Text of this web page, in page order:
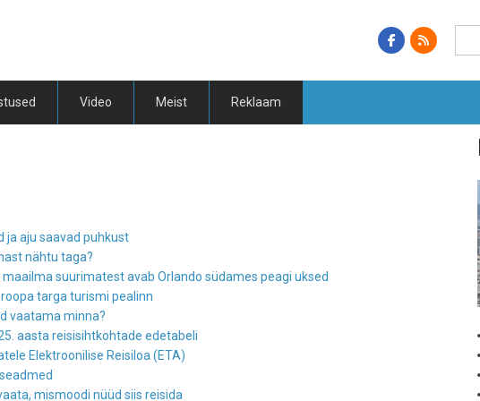
Video Meist Reklaam
ja aju saavad puhkust
nähtu taga?
suurimatest avab Orlando südames peagi uksed
targa turismi pealinn
vaatama minna?
aasta reisisihtkohtade edetabeli
Elektroonilise Reisiloa (ETA)
mismoodi nüüd siis reisida